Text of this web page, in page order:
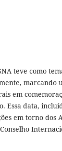
teve como
marcando
em
Essa data,
em torno dos